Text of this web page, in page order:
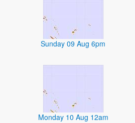
Sunday 09 Aug 6pm
Monday 10 Aug 12am